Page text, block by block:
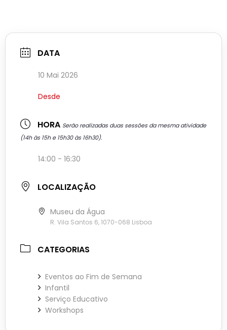
DATA
10 Mai 2026
Desde
HORA Serão realizadas duas sessões da mesma atividade
(14h às 15h e 15h30 às 16h30).
14:00 - 16:30
LOCALIZAÇÃO
Museu da Água
R. Vila Santos 6, 1070-068 Lisboa
CATEGORIAS
Eventos ao Fim de Semana
Infantil
Serviço Educativo
Workshops